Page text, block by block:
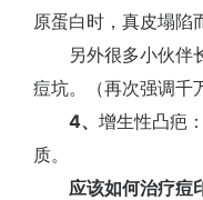
原蛋白时，真皮塌陷
另外很多小伙伴长
痘坑。（再次强调千
4、 增生性凸疤
质。
应该如何治疗痘